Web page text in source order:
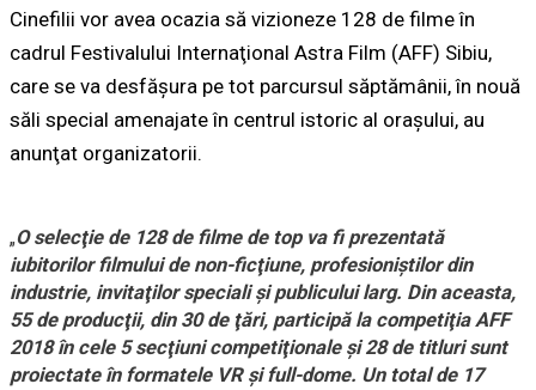
Cinefilii vor avea ocazia să vizioneze 128 de filme în
cadrul Festivalului Internaţional Astra Film (AFF) Sibiu,
care se va desfăşura pe tot parcursul săptămânii, în nouă
săli special amenajate în centrul istoric al oraşului, au
anunţat organizatorii.
„O selecţie de 128 de filme de top va fi prezentată
iubitorilor filmului de non-ficţiune, profesioniştilor din
industrie, invitaţilor speciali şi publicului larg. Din aceasta,
55 de producţii, din 30 de ţări, participă la competiţia AFF
2018 în cele 5 secţiuni competiţionale şi 28 de titluri sunt
proiectate în formatele VR şi full-dome. Un total de 17